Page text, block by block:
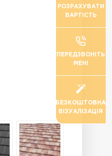
РОЗРАХУВАТИ
ВАРТІСТЬ
ПЕРЕДЗВОНІТЬ
МЕНІ
БЕЗКОШТОВНА
ВІЗУАЛІЗАЦІЯ